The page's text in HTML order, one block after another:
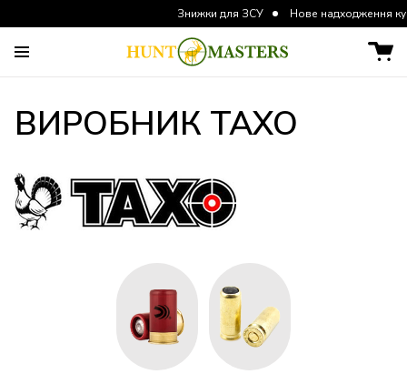
Знижки для ЗСУ Нове надходження курток та
ВИРОБНИК ТАХО